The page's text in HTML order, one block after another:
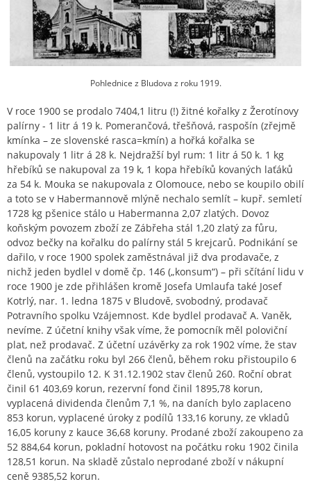
Pohlednice z Bludova z roku 1919.
V roce 1900 se prodalo 7404,1 litru (!) žitné kořalky z Žerotínovy
palírny - 1 litr á 19 k. Pomerančová, třešňová, raspošín (zřejmě
kmínka – ze slovenské rasca=kmín) a hořká kořalka se
nakupovaly 1 litr á 28 k. Nejdražší byl rum: 1 litr á 50 k. 1 kg
hřebíků se nakupoval za 19 k, 1 kopa hřebíků kovaných laťáků
za 54 k. Mouka se nakupovala z Olomouce, nebo se koupilo obilí
a toto se v Habermannově mlýně nechalo semlít – kupř. semletí
1728 kg pšenice stálo u Habermanna 2,07 zlatých. Dovoz
koňským povozem zboží ze Zábřeha stál 1,20 zlatý za fůru,
odvoz bečky na kořalku do palírny stál 5 krejcarů. Podnikání se
dařilo, v roce 1900 spolek zaměstnával již dva prodavače, z
nichž jeden bydlel v domě čp. 146 („konsum“) – při sčítání lidu v
roce 1900 je zde přihlášen kromě Josefa Umlaufa také Josef
Kotrlý, nar. 1. ledna 1875 v Bludově, svobodný, prodavač
Potravního spolku Vzájemnost. Kde bydlel prodavač A. Vaněk,
nevíme. Z účetní knihy však víme, že pomocník měl poloviční
plat, než prodavač. Z účetní uzávěrky za rok 1902 víme, že stav
členů na začátku roku byl 266 členů, během roku přistoupilo 6
členů, vystoupilo 12. K 31.12.1902 stav členů 260. Roční obrat
činil 61 403,69 korun, rezervní fond činil 1895,78 korun,
vyplacená dividenda členům 7,1 %, na daních bylo zaplaceno
853 korun, vyplacené úroky z podílů 133,16 koruny, ze vkladů
16,05 koruny z kauce 36,68 koruny. Prodané zboží zakoupeno za
52 884,64 korun, pokladní hotovost na počátku roku 1902 činila
128,51 korun. Na skladě zůstalo neprodané zboží v nákupní
ceně 9385,52 korun.